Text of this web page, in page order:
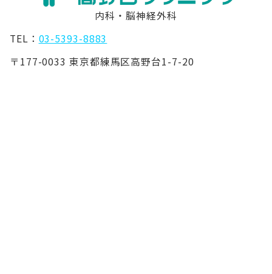
内科・脳神経外科
TEL： 03-5393-8883
〒177-0033 東京都練馬区高野台1-7-20